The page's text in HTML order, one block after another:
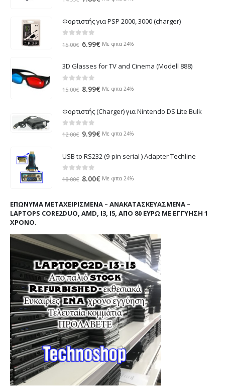
was:
14.99€.
τιμή
Φορτιστής για PSP 2000, 3000 (charger)
out of 5
15.00€ Original
was:
15.00€.
6.99€ Η
τιμή
Με φπα 24%
3D Glasses for TV and Cinema (Modell 888)
out of 5
15.00€ Original
was:
15.00€.
8.99€ Η
τιμή
είναι:
Με φπα 24%
Φορτιστής (Charger) για Nintendo DS Lite Bulk
out of 5
12.00€ Original
was:
12.00€.
9.99€ Η
τιμή
είναι:
Με φπα 24%
USB to RS232 (9-pin serial ) Adapter Techline
out of 5
10.00€ Original
10.00€.
8.00€ Η
είναι:
8.00€.
Με φπα 24%
ΕΠΏΝΥΜΑ ΜΕΤΑΧΕΙΡΙΣΜΈΝΑ – ΑΝΑΚΑΤΑΣΚΕΥΑΣΜΈΝΑ –
LAPTOPS CORE2DUO, AMD, I3, I5, ΑΠΌ 80 ΕΥΡΏ ΜΕ ΕΓΓΎΗΣΗ 1
ΧΡΌΝΟ.